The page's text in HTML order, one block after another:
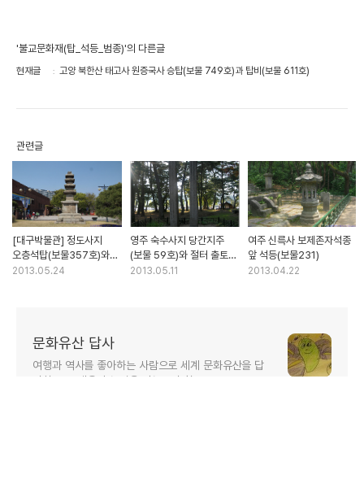
'불교문화재(탑_석등_범종)'의 다른글
현재글 고양 북한산 태고사 원증국사 승탑(보물 749호)과 탑비(보물 611호)
관련글
[대구박물관] 정도사지
오층석탑(보물357호)와
야외 전시장 석조유물
2013.05.24
영주 숙수사지 당간지주
(보물 59호)와 절터 출토
유물
2013.05.11
여주 신륵사 보제존자석종
앞 석등(보물231)
2013.04.22
문화유산 답사
여행과 역사를 좋아하는 사람으로 세계 문화유산을 답
사하고 그 내용과 느낌을 나누고자 함.